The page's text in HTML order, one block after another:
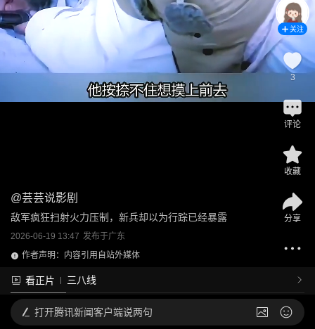
@芸芸说影剧
敌军疯狂扫射火力压制，新兵却以为行踪已经暴露
2026-06-19 13:47 发布于广东
作者声明：内容引用自站外媒体
看正片 三八线
关注
3
评论
收藏
分享
打开腾讯新闻客户端说两句